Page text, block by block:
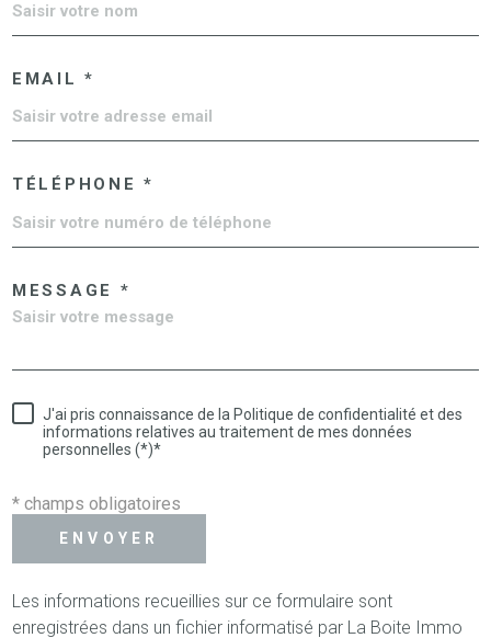
EMAIL *
TÉLÉPHONE *
MESSAGE *
J'ai pris connaissance de la Politique de confidentialité et des
informations relatives au traitement de mes données
personnelles (*)*
* champs obligatoires
ENVOYER
Les informations recueillies sur ce formulaire sont
enregistrées dans un fichier informatisé par La Boite Immo